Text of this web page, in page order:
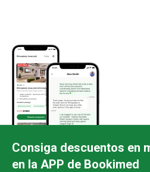
Consiga descuentos en
en la APP de Bookimed